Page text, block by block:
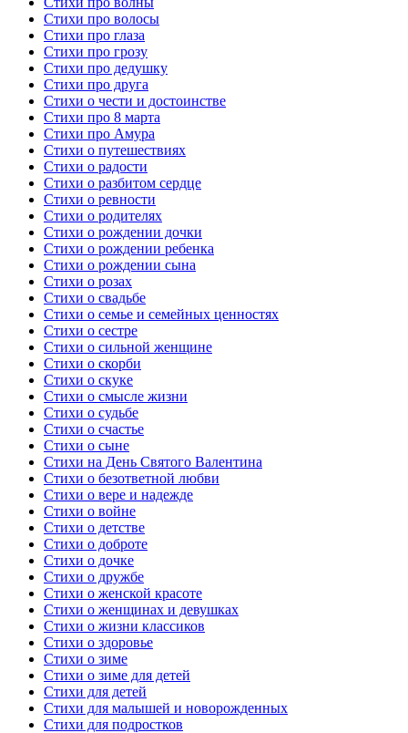
Стихи про волосы
Стихи про глаза
Стихи про грозу
Стихи про дедушку
Стихи про друга
Стихи о чести и достоинстве
Стихи про 8 марта
Стихи про Амура
Стихи о путешествиях
Стихи о радости
Стихи о разбитом сердце
Стихи о ревности
Стихи о родителях
Стихи о рождении дочки
Стихи о рождении ребенка
Стихи о рождении сына
Стихи о розах
Стихи о свадьбе
Стихи о семье и семейных ценностях
Стихи о сестре
Стихи о сильной женщине
Стихи о скорби
Стихи о скуке
Стихи о смысле жизни
Стихи о судьбе
Стихи о счастье
Стихи о сыне
Стихи на День Святого Валентина
Стихи о безответной любви
Стихи о вере и надежде
Стихи о войне
Стихи о детстве
Стихи о доброте
Стихи о дочке
Стихи о дружбе
Стихи о женской красоте
Стихи о женщинах и девушках
Стихи о жизни классиков
Стихи о здоровье
Стихи о зиме
Стихи о зиме для детей
Стихи для детей
Стихи для малышей и новорожденных
Стихи для подростков